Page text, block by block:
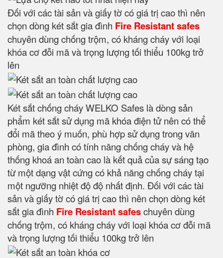
Đối với các tài sản và giấy tờ có giá trị cao thì nên
chọn dòng két sắt gia đình Fire Resistant safes
chuyên dùng chống trộm, có kháng cháy với loại
khóa cơ đỗi mã và trọng lượng tối thiểu 100kg trở
lên
Két sắt chống cháy WELKO Safes là dòng sản
phẩm két sắt sử dụng mã khóa điện tử nên có thể
đổi mã theo ý muốn, phù hợp sử dụng trong văn
phòng, gia đình có tính năng chống cháy và hệ
thống khoá an toàn cao là kết quả của sự sáng tạo
từ một dạng vật cứng có khả năng chống cháy tại
một ngưỡng nhiệt độ độ nhất định. Đối với các tài
sản và giấy tờ có giá trị cao thì nên chọn dòng két
sắt gia đình Fire Resistant safeschuyên dùng
chống trộm, có kháng cháy với loại khóa cơ đỗi mã
và trọng lượng tối thiểu 100kg trở lên